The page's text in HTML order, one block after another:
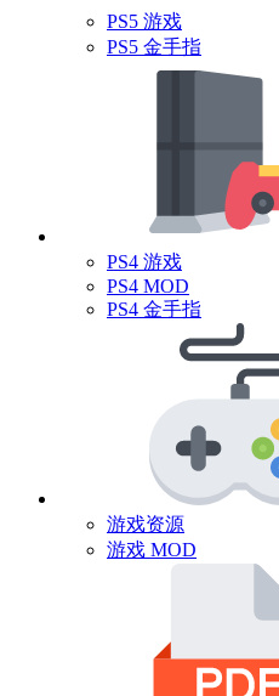
PS5 游戏
PS5 金手指
PS4 游戏
PS4 MOD
PS4 金手指
游戏资源
游戏 MOD